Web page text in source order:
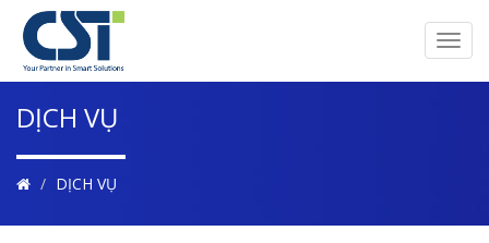
DỊCH VỤ
DỊCH VỤ